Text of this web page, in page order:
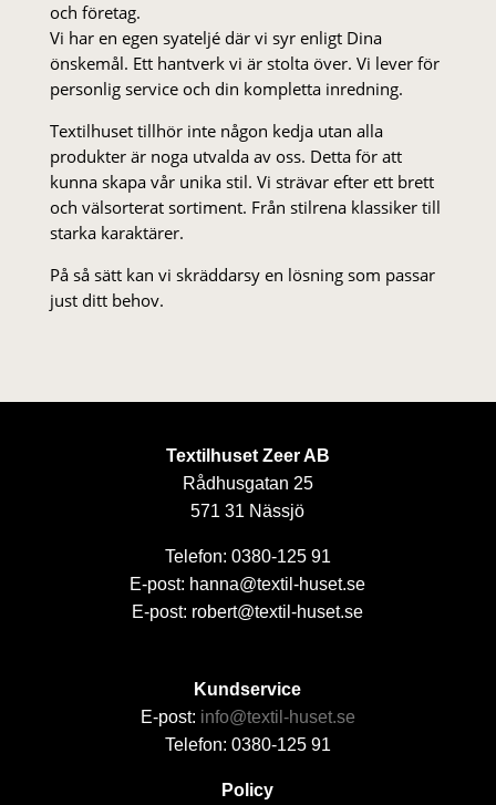
och företag.
Vi har en egen syateljé där vi syr enligt Dina
önskemål. Ett hantverk vi är stolta över. Vi lever för
personlig service och din kompletta inredning.
Textilhuset tillhör inte någon kedja utan alla
produkter är noga utvalda av oss. Detta för att
kunna skapa vår unika stil. Vi strä­var efter ett brett
och välsorterat sor­ti­ment. Från stil­rena klas­siker till
starka karaktärer.
På så sätt kan vi skräddarsy en lösning som passar
just ditt behov.
Textilhuset Zeer AB
Rådhusgatan 25
571 31 Nässjö
Telefon: 0380-125 91
E-post: hanna@textil-huset.se
E-post: robert@textil-huset.se
Kundservice
E-post: info@textil-huset.se
Telefon: 0380-125 91
Policy